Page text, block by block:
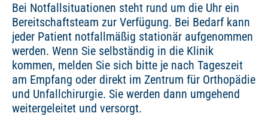
Bei Notfallsituationen steht rund um die Uhr ein
Bereitschaftsteam zur Verfügung. Bei Bedarf kann
jeder Patient notfallmäßig stationär aufgenommen
werden. Wenn Sie selbständig in die Klinik
kommen, melden Sie sich bitte je nach Tageszeit
am Empfang oder direkt im Zentrum für Orthopädie
und Unfallchirurgie. Sie werden dann umgehend
weitergeleitet und versorgt.